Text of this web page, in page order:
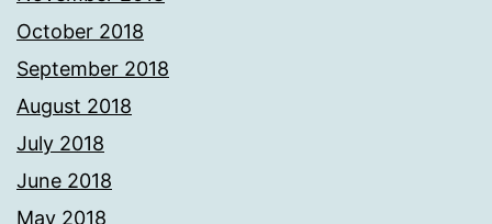
October 2018
September 2018
August 2018
July 2018
June 2018
May 2018